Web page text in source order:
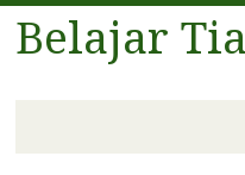
Belajar